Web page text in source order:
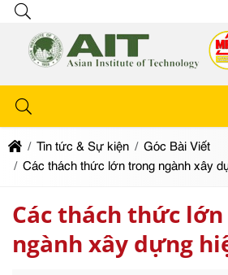
Tin tức & Sự kiện
Góc Bài Viết
Các thách thức lớn trong ngành xây
Các thách thức
ngành xây dựng